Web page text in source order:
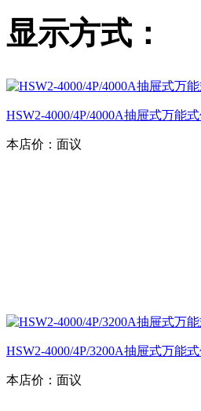
显示方式：
HSW2-4000/4P/4000A抽屉式万能
本店价： 面议
HSW2-4000/4P/3200A抽屉式万能
本店价： 面议